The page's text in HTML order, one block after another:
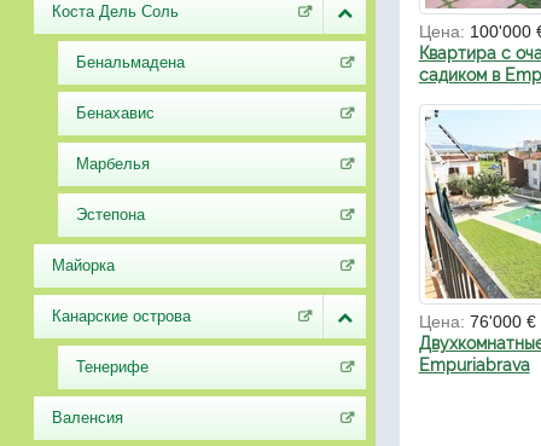
Коста Дель Соль
Бенальмадена
Бенахавис
Марбелья
Эстепона
Майорка
Канарские острова
Тенерифе
Валенсия
Цена: 100'000
Квартира с
садиком в
Цена: 76'000 €
Empuriabrava